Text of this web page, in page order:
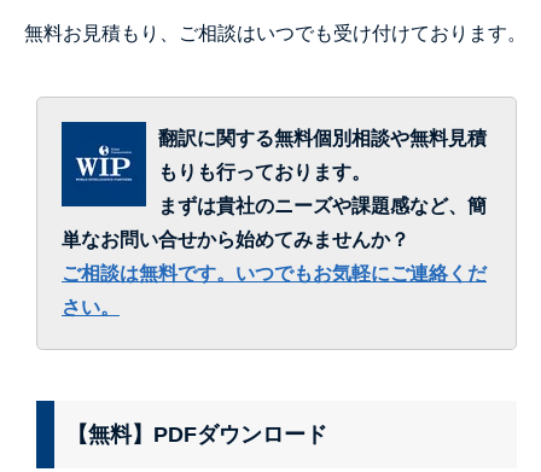
無料お見積もり、ご相談はいつでも受け付けております。
翻訳に関する無料個別相談や無料見積
もりも行っております。
まずは貴社のニーズや課題感など、簡
単なお問い合せから始めてみませんか？
ご相談は無料です。いつでもお気軽にご連絡くだ
さい。
【無料】PDFダウンロード